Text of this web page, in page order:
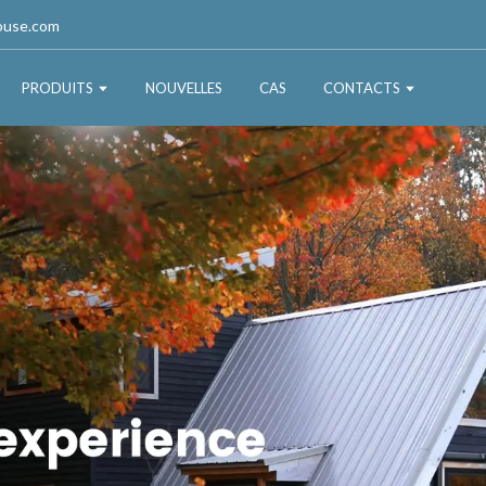
PRODUITS NOUVELLES CAS CONTACTS